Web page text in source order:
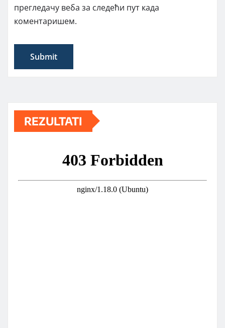
прегледачу веба за следећи пут када
коментаришем.
REZULTATI